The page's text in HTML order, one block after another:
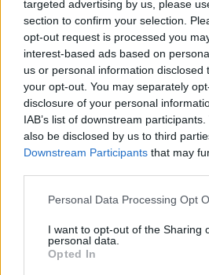
targeted advertising by us, please
section to confirm your selection.
opt-out request is processed you
interest-based ads based on
us or personal information disclosed
your opt-out. You may separately
disclosure of your personal
IAB’s list of downstream
also be disclosed by us to third
Downstream Participants that may
Personal Data Processing Opt
I want to opt-out of the Sharing
personal data.
Opted In
Aukció dátuma: 2022.09.08
Aukció helye: 1061 Budapest, Andrássy
Tételszám: 31809
Eladó adatai
Eladó:
Cím:
Budapest